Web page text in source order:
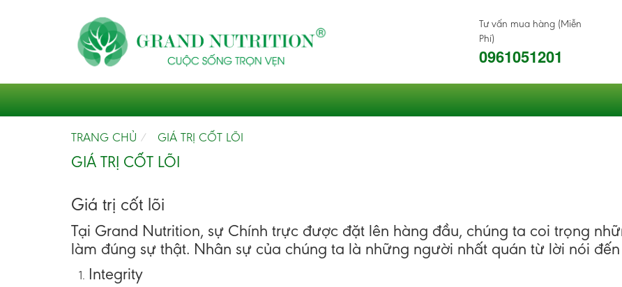
Tư vấn mua hàng (Miễn
Phí)
0961051201
TRANG CHỦ GIÁ TRỊ CỐT LÕI
GIÁ TRỊ CỐT LÕI
Giá trị cốt lõi
Tại Grand Nutrition, sự Chính trực được đặt lên hàng đầu, chúng ta coi trọng
làm đúng sự thật. Nhân sự của chúng ta là những người nhất quán từ lời nói
Integrity